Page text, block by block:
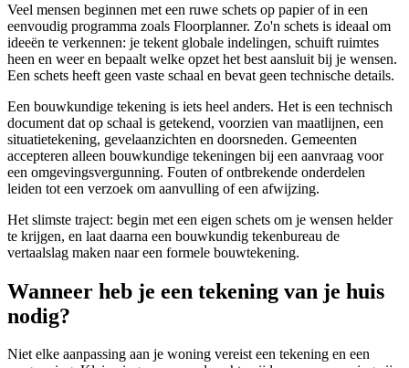
Veel mensen beginnen met een ruwe schets op papier of in een
eenvoudig programma zoals Floorplanner. Zo'n schets is ideaal om
ideeën te verkennen: je tekent globale indelingen, schuift ruimtes
heen en weer en bepaalt welke opzet het best aansluit bij je wensen.
Een schets heeft geen vaste schaal en bevat geen technische details.
Een bouwkundige tekening is iets heel anders. Het is een technisch
document dat op schaal is getekend, voorzien van maatlijnen, een
situatietekening, gevelaanzichten en doorsneden. Gemeenten
accepteren alleen bouwkundige tekeningen bij een aanvraag voor
een omgevingsvergunning. Fouten of ontbrekende onderdelen
leiden tot een verzoek om aanvulling of een afwijzing.
Het slimste traject: begin met een eigen schets om je wensen helder
te krijgen, en laat daarna een bouwkundig tekenbureau de
vertaalslag maken naar een formele bouwtekening.
Wanneer heb je een tekening van je huis
nodig?
Niet elke aanpassing aan je woning vereist een tekening en een